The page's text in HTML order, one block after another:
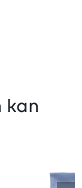
kan